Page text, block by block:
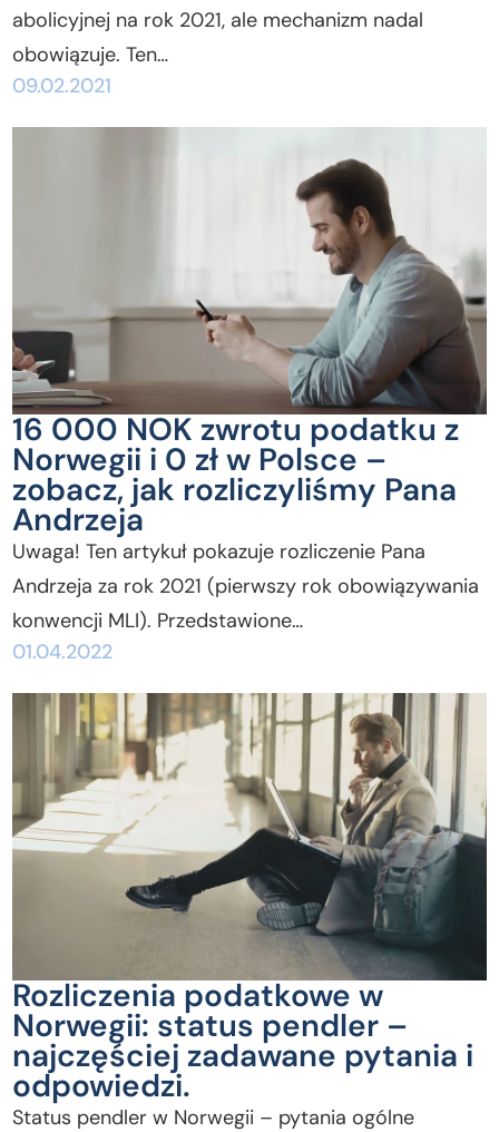
abolicyjnej na rok 2021, ale mechanizm nadal
obowiązuje. Ten…
09.02.2021
16 000 NOK zwrotu podatku z
Norwegii i 0 zł w Polsce –
zobacz, jak rozliczyliśmy Pana
Andrzeja
Uwaga! Ten artykuł pokazuje rozliczenie Pana
Andrzeja za rok 2021 (pierwszy rok obowiązywania
konwencji MLI). Przedstawione…
01.04.2022
Rozliczenia podatkowe w
Norwegii: status pendler –
najczęściej zadawane pytania i
odpowiedzi.
Status pendler w Norwegii – pytania ogólne